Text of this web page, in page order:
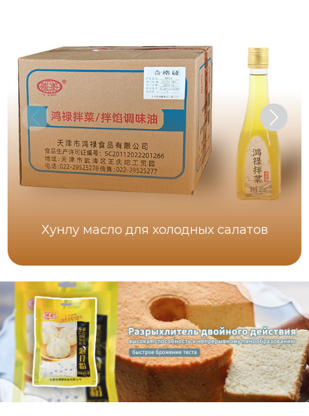
Хунлу масло для холодных салатов